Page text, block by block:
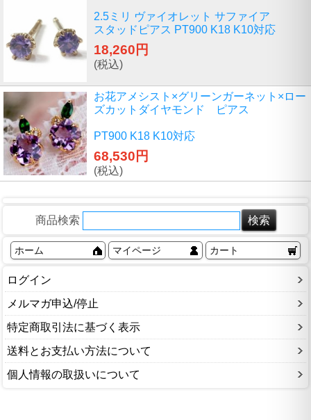
2.5ミリ ヴァイオレット サファイア
スタッドピアス PT900 K18 K10対応
18,260円
(税込)
お花アメシスト×グリーンガーネット×ロー
ズカットダイヤモンド ピアス
PT900 K18 K10対応
68,530円
(税込)
商品検索
ホーム マイページ カート
ログイン
メルマガ申込/停止
特定商取引法に基づく表示
送料とお支払い方法について
個人情報の取扱いについて